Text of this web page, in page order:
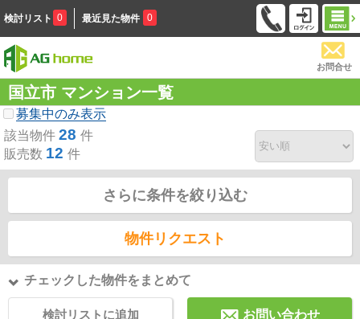
検討リスト 0 最近見た物件 0
お問合せ
国立市 マンション一覧
募集中のみ表示
該当物件 28 件
販売数 12 件
さらに条件を絞り込む
物件リクエスト
チェックした物件をまとめて
検討リストに追加 お問い合わせ